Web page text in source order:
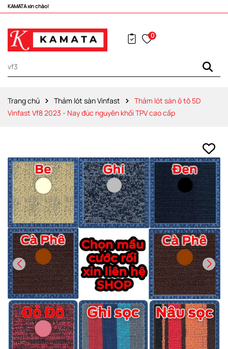
Vô vàng khuyến mãi hấp dẫn đang chờ đợi bạn!
0
Trang chủ Thảm lót sàn Vinfast
Thảm lót sàn ô tô 5D
Vinfast Vf8 2023 - Nay đúc nguyên khối TPV cao cấp